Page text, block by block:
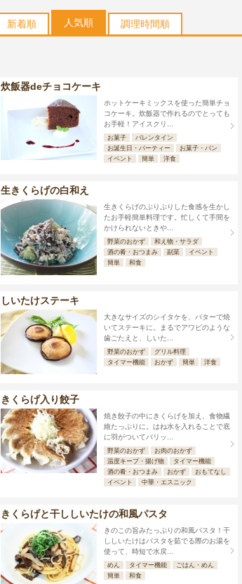
新着順 人気順 調理時間順
炊飯器deチョコケーキ
ホットケーキミックスを使った簡単チョ
コケーキ。炊飯器で作れるのでとっても
お手軽！アイスクリ...
お菓子
バレンタイン
お誕生日・パーティー
お菓子・パン
イベント
簡単 洋食
生きくらげの白和え
生きくらげのぷりぷりした食感を生かし
たお手軽簡単料理です。忙しくて手間を
かけられないときや...
野菜のおかず
和え物・サラダ
酒の肴・おつまみ
副菜
イベント
簡単
和食
しいたけステーキ
大きなサイズのシイタケを、バターで焼
いてステーキに。まるでアワビのような
歯ごたえと、しいた...
野菜のおかず
グリル料理
タイマー機能
おかず 簡単 洋食
きくらげ入り餃子
焼き餃子の中にきくらげを加え、食物繊
維たっぷりに。はね水を入れることで底
に羽がついてパリッ...
野菜のおかず
お肉のおかず
温度キープ・揚げ物
タイマー機能
酒の肴・おつまみ
おかず
おもてなし
イベント
中華・エスニック
きくらげと干ししいたけの和風パスタ
きのこの旨みたっぷりの和風パスタ！干
ししいたけはパスタを茹でる際のお湯を
使って、時短で水戻...
めん タイマー機能
ごはん・めん
簡単
和食